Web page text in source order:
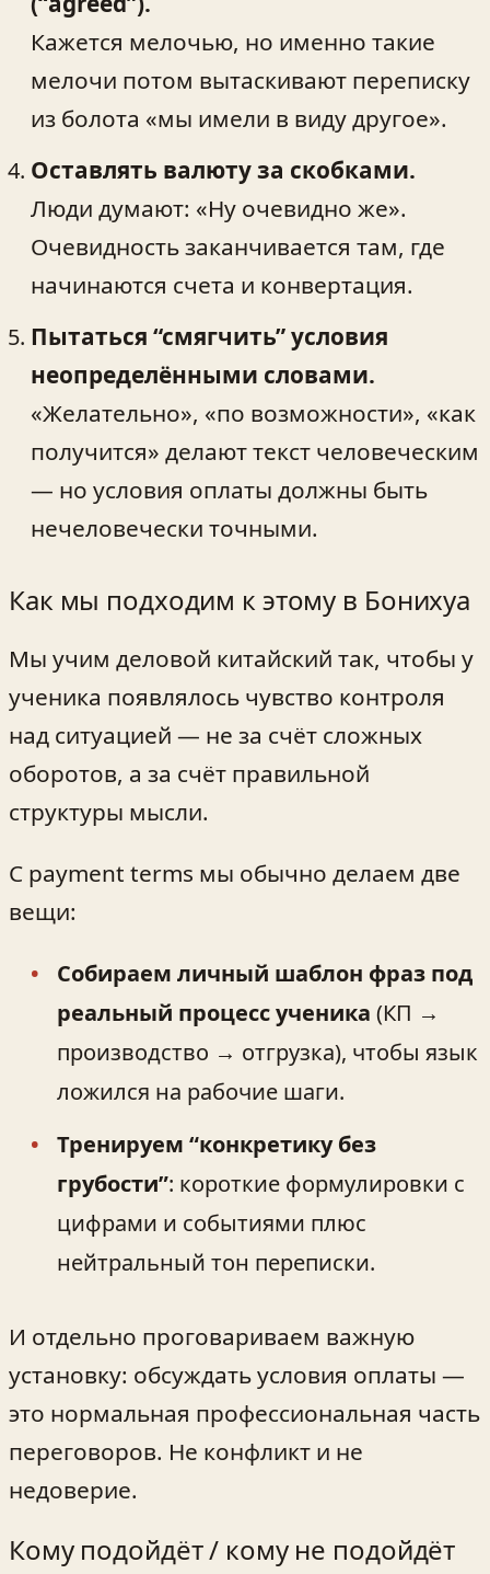
Кажется мелочью, но именно такие
мелочи потом вытаскивают переписку
из болота «мы имели в виду другое».
Оставлять валюту за скобками.
Люди думают: «Ну очевидно же».
Очевидность заканчивается там, где
начинаются счета и конвертация.
Пытаться “смягчить” условия
неопределёнными словами.
«Желательно», «по возможности», «как
получится» делают текст человеческим
— но условия оплаты должны быть
нечеловечески точными.
Как мы подходим к этому в Бонихуа
Мы учим деловой китайский так, чтобы у
ученика появлялось чувство контроля
над ситуацией — не за счёт сложных
оборотов, а за счёт правильной
структуры мысли.
С payment terms мы обычно делаем две
вещи:
Собираем личный шаблон фраз под
реальный процесс ученика (КП →
производство → отгрузка), чтобы язык
ложился на рабочие шаги.
Тренируем “конкретику без
грубости”: короткие формулировки с
цифрами и событиями плюс
нейтральный тон переписки.
И отдельно проговариваем важную
установку: обсуждать условия оплаты —
это нормальная профессиональная часть
переговоров. Не конфликт и не
недоверие.
Кому подойдёт / кому не подойдёт